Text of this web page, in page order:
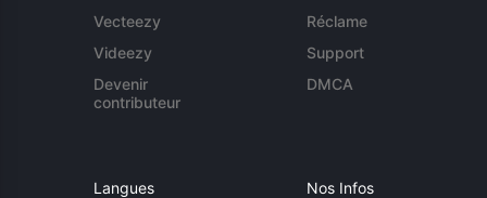
Vecteezy
Videezy
Devenir
contributeur
Réclame
Support
DMCA
Langues Nos Infos